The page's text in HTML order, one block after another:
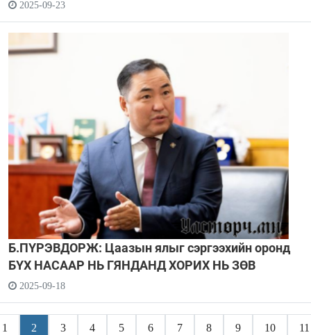
2025-09-23
Б.ПҮРЭВДОРЖ: Цаазын ялыг сэргээхийн оронд
БҮХ НАСААР НЬ ГЯНДАНД ХОРИХ НЬ ЗӨВ
2025-09-18
1 2 3 4 5 6 7 8 9 10 11